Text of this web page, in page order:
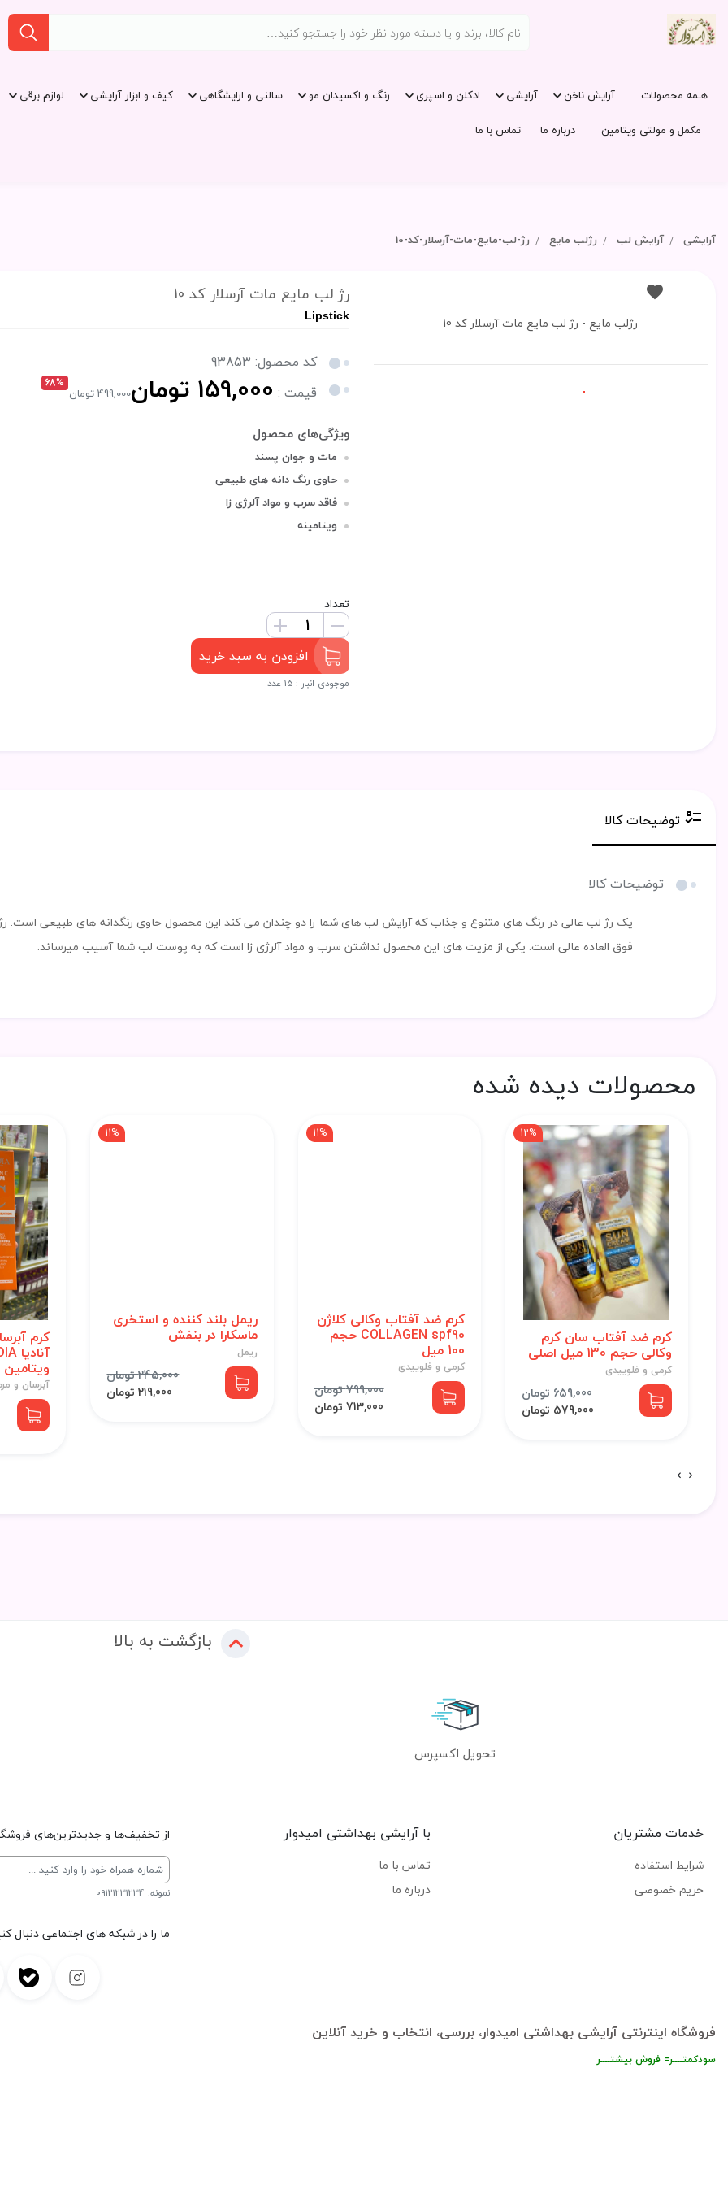
هـمه محصولات آرایش ناخن آرایشی ادکلن و اسپری رنگ و اکسیدان مو سالنی و ارایشگاهی کیف و ابزار آرایشی
لوازم برقی
مکمل و مولتی ویتامین
درباره ما تماس با ما
آرایشی آرایش لب رژلب مایع رژ-لب-مایع-مات-آرسلار-کد-10
رژلب مایع - رژ لب مایع مات آرسلار کد 10
رژ لب مایع مات آرسلار کد 10
Lipstick
کد محصول: 93853
قیمت : 159,000 تومان 68%
499,000 تومان
مات و جوان پسند
حاوی رنگ دانه های طبیعی
فاقد سرب و مواد آلرژی زا
ویتامینه
تعداد
افزودن به سبد خرید
موجودی انبار : 15 عدد
توضیحات کالا
توضیحات کالا
یک رژ لب عالی در رنگ های متنوع و جذاب که آرایش لب های شما را دو چندان می کند این محصول حاوی رنگدانه های طبیعی است.
فوق العاده عالی است. یکی از مزیت های این محصول نداشتن سرب و مواد آلرژی زا است که به پوست لب شما آسیب میرساند.
محصولات دیده شده
کرم ضد آفتاب سان کرم
وکالی حجم 130 میل اصلی
کرمی و فلوییدی
659,000 تومان
12%
579,000 تومان
کرم ضد آفتاب وکالی کلاژن
COLLAGEN spf90 حجم
100 میل
کرمی و فلوییدی
799,000 تومان
11%
713,000 تومان
ریمل بلند کننده و استخری
ماسکارا در بنفش
ریمل
245,000 تومان
11%
219,000 تومان
کرم
ویتامین C حجم 150 میل
آبرسان و
بازگشت به بالا
تحویل اکسپرس
خدمات مشتریان
شرایط استفاده
حریم خصوصی
با آرایشی بهداشتی امیدوار
تماس با ما
درباره ما
از تخفیف‌ها و جدیدترین‌های
نمونه: 09121231234
ما را در شبکه های اجتماعی دنبال
فروشگاه اینترنتی آرایشی بهداشتی امیدوار، بررسی، انتخاب و خرید آنلاین
سودکمتــــر= فروش بیشتــــر